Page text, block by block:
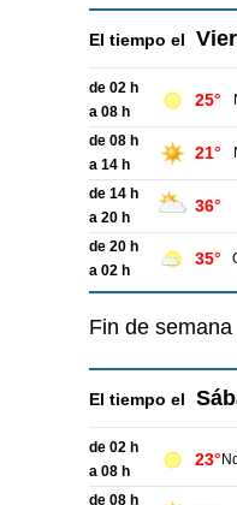
El tiempo el
de 02 h
a 08 h
25°
de 08 h
a 14 h
21°
de 14 h
a 20 h
36°
de 20 h
a 02 h
35°
Fin de semana
El tiempo el
de 02 h
a 08 h
23°
de 08 h